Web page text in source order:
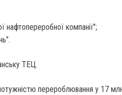
нафтопереробної компанії";
ТЕЦ.
перероблювання у 17